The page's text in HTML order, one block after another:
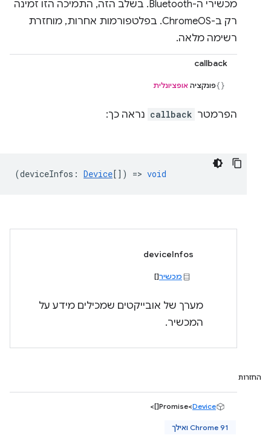
מכשירי ה-Bluetooth. בשלב הזה, התמיכה הזו זמינה
רק ב-ChromeOS. בפלטפורמות אחרות, מוחזרת
רשימה מלאה.
callback
פונקציה אופציונלית
הפרמטר callback נראה כך:
(deviceInfos : Device[]) => void
deviceInfos
מכשיר[]
מערך של אובייקטים שמכילים מידע על
המכשיר.
החזרות
Promise<Device
[]>
Chrome 91 ואילך